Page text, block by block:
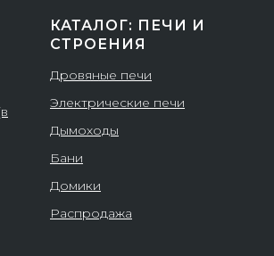
КАТАЛОГ: ПЕЧИ И
СТРОЕНИЯ
Дровяные печи
Электрические печи
Дымоходы
Бани
Домики
Распродажа